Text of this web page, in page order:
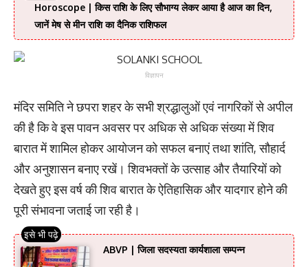
Horoscope | किस राशि के लिए सौभाग्य लेकर आया है आज का दिन,
जानें मेष से मीन राशि का दैनिक राशिफल
विज्ञापन
मंदिर समिति ने छपरा शहर के सभी श्रद्धालुओं एवं नागरिकों से अपील
की है कि वे इस पावन अवसर पर अधिक से अधिक संख्या में शिव
बारात में शामिल होकर आयोजन को सफल बनाएं तथा शांति, सौहार्द
और अनुशासन बनाए रखें। शिवभक्तों के उत्साह और तैयारियों को
देखते हुए इस वर्ष की शिव बारात के ऐतिहासिक और यादगार होने की
पूरी संभावना जताई जा रही है।
ABVP | जिला सदस्यता कार्यशाला सम्पन्न